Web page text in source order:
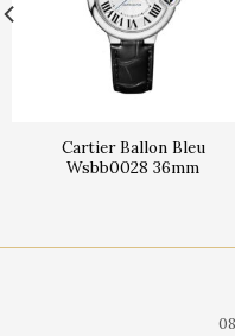
Cartier Ballon Bleu
Wsbb0028 36mm